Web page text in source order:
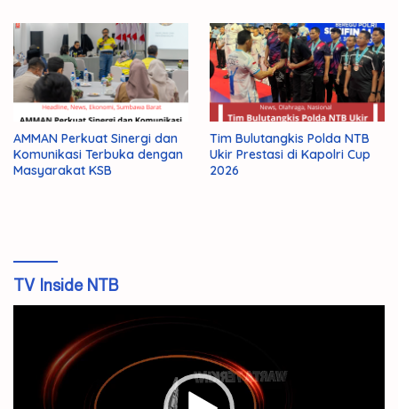
AMMAN Perkuat Sinergi dan
Komunikasi Terbuka dengan
Masyarakat KSB
Tim Bulutangkis Polda NTB
Ukir Prestasi di Kapolri Cup
2026
TV Inside NTB